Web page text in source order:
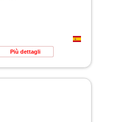
Più dettagli